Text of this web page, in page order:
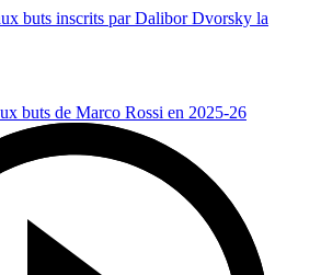
buts inscrits par Dalibor Dvorsky la